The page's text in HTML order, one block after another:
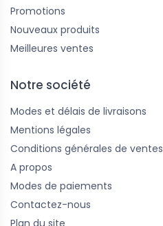
Promotions
Nouveaux produits
Meilleures ventes
Notre société
Modes et délais de livraisons
Mentions légales
Conditions générales de ventes
A propos
Modes de paiements
Contactez-nous
Plan du site